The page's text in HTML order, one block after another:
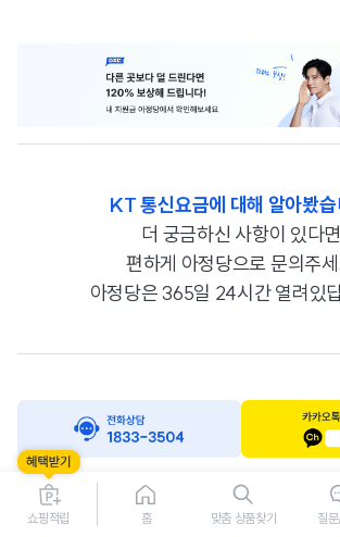
KT 통신요금에 대해 알아봤
더 궁금하신 사항이 있다면
편하게 아정당으로 문의주
아정당은 365일 24시간 열려있
쇼핑적립 홈 맞춤 상품찾기 질